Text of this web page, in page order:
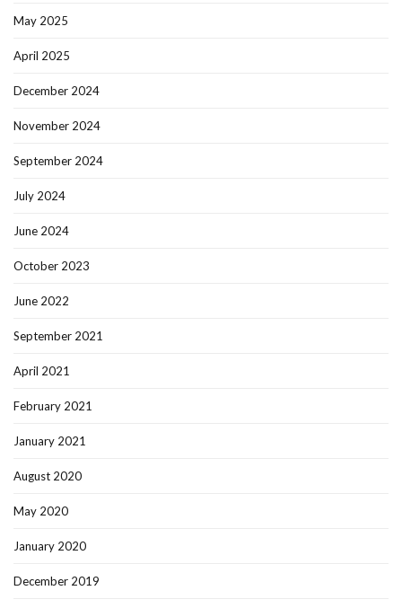
May 2025
April 2025
December 2024
November 2024
September 2024
July 2024
June 2024
October 2023
June 2022
September 2021
April 2021
February 2021
January 2021
August 2020
May 2020
January 2020
December 2019